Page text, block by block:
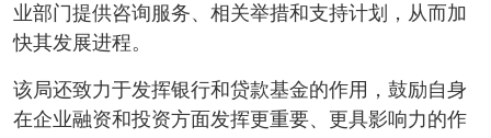
业部门提供咨询服务、相关举措和支持计划，从而加
快其发展进程。
该局还致力于发挥银行和贷款基金的作用，鼓励自身
在企业融资和投资方面发挥更重要、更具影响力的作